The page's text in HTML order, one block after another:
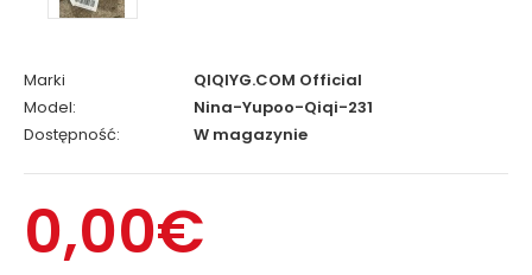
Marki
QIQIYG.COM Official
Model:
Nina-Yupoo-Qiqi-231
Dostępność:
W magazynie
0,00€